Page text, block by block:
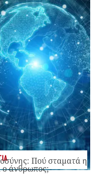
Πού σταματά η
ο άνθρωπος;